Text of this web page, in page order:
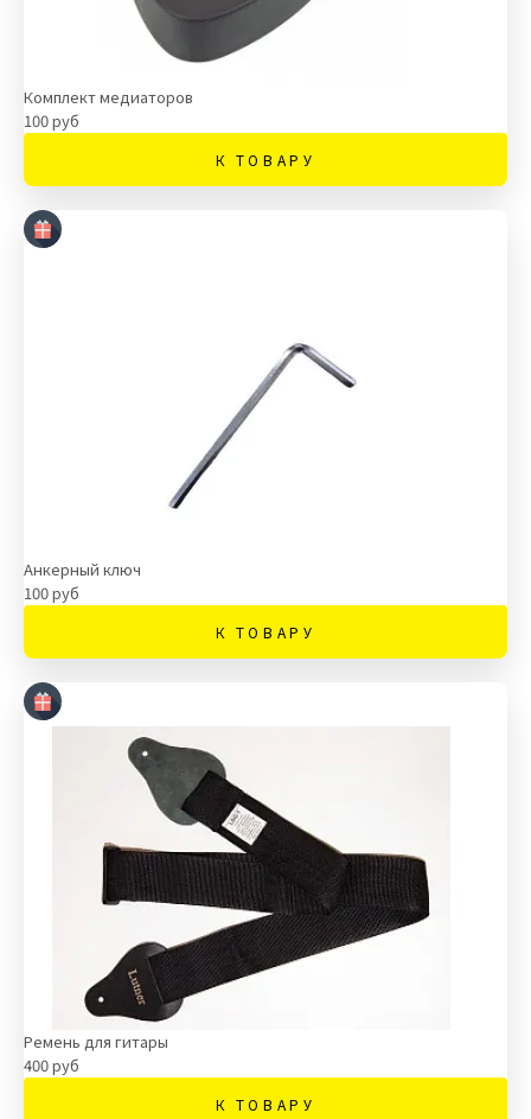
Комплект медиаторов
100 руб
К ТОВАРУ
Анкерный ключ
100 руб
К ТОВАРУ
Ремень для гитары
400 руб
К ТОВАРУ